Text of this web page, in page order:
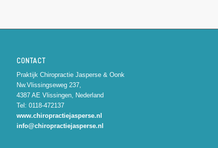
CONTACT
Praktijk Chiropractie Jasperse & Oonk
Nw.Vlissingseweg 237,
4387 AE Vlissingen, Nederland
Tel: 0118-472137
www.chiropractiejasperse.nl
info@chiropractiejasperse.nl